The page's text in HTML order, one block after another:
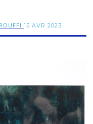
ROUFFI15 AVR 2023